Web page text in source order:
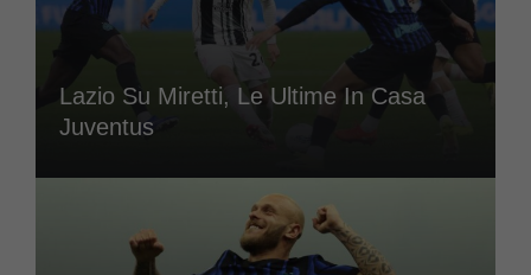
Lazio Su Miretti, Le Ultime In Casa
Juventus